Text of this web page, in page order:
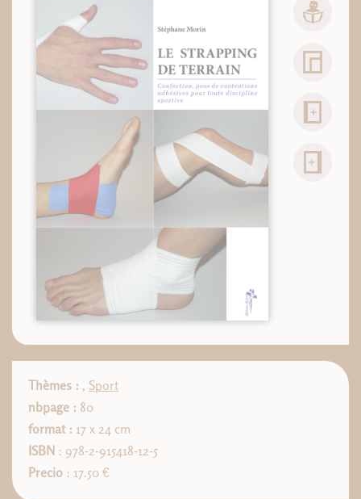
Thèmes : , Sport
nbpage : 80
format : 17 x 24 cm
ISBN : 978-2-915418-12-5
Precio : 17.50 €